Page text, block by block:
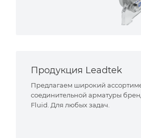
Продукция Leadtek
Предлагаем широкий
соединительной арматуры
Fluid. Для любых задач.